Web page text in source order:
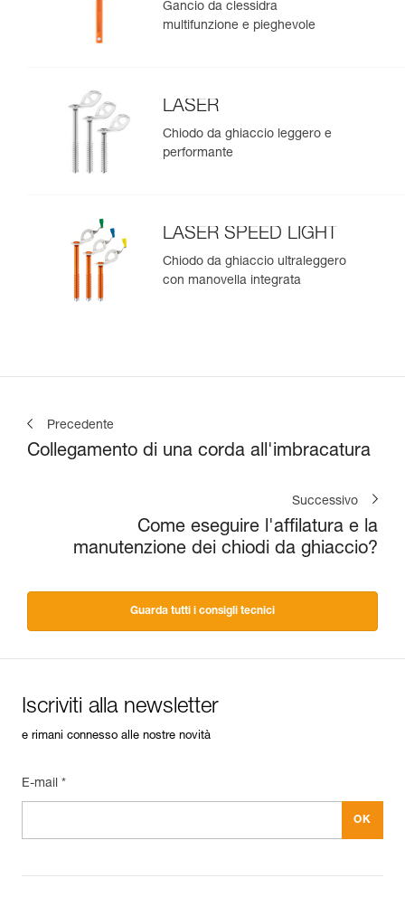
Gancio da clessidra
multifunzione e pieghevole
LASER
Chiodo da ghiaccio leggero e
performante
LASER SPEED LIGHT
Chiodo da ghiaccio ultraleggero
con manovella integrata
Precedente
Collegamento di una corda all'imbracatura
Successivo
Come eseguire l'affilatura e la
manutenzione dei chiodi da ghiaccio?
Guarda tutti i consigli tecnici
Iscriviti alla newsletter
e rimani connesso alle nostre novità
E-mail *